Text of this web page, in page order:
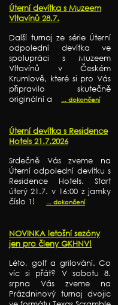
Úterní devítka s Muzeem
Vltavínů 28.7.
Další turnaj ze série Úterní
odpolední devítka ve
spolupráci s Muzeem
Vltavínů v Českém
Krumlově, které si pro Vás
připravilo skutečně
originální a
... dokončení
Úterní devítka s Residence
Hotels 21.7.2026
Srdečně Vás zveme na
Úterní odpolední devítku s
Residence Hotels. Start
úterý 21.7. v 16:00 z jamky
číslo 1!
... dokončení
NOVINKA letošní sezóny
jen pro členy GKHNV!
Léto, golf a grilování. Co
víc si přát? V sobotu 8.
srpna Vás zveme na
Prázdninový turnaj dvojic